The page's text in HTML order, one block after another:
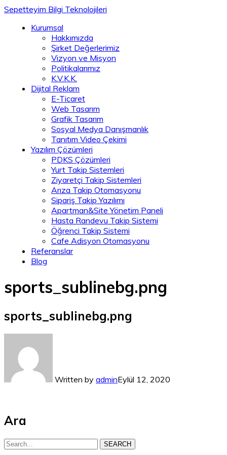
Sepetteyim Bilgi Teknolojileri
Kurumsal
Hakkımızda
Şirket Değerlerimiz
Vizyon ve Misyon
Politikalarımız
K.V.K.K.
Dijital Reklam
E-Ticaret
Web Tasarım
Grafik Tasarım
Sosyal Medya Danışmanlık
Tanıtım Video Çekimi
Yazılım Çözümleri
PDKS Çözümleri
Yurt Takip Sistemleri
Ziyaretçi Takip Sistemleri
Arıza Takip Otomasyonu
Sipariş Takip Yazılımı
Apartman&Site Yönetim Paneli
Hasta Randevu Takip Sistemi
Öğrenci Takip Sistemi
Cafe Adisyon Otomasyonu
Referanslar
Blog
sports_sublinebg.png
sports_sublinebg.png
Written by adminEylül 12, 2020
Ara
SEARCH